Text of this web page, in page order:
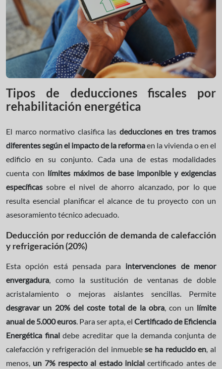
Tipos de deducciones fiscales por
rehabilitación energética
El marco normativo clasifica las deducciones en tres tramos
diferentes según el impacto de la reformaen la vivienda o en el
edificio en su conjunto. Cada una de estas modalidades
cuenta con límites máximos de base imponible y exigencias
específicas sobre el nivel de ahorro alcanzado, por lo que
resulta esencial planificar el alcance de tu proyecto con un
asesoramiento técnico adecuado.
Deducción por reducción de demanda de calefacción
y refrigeración (20%)
Esta opción está pensada para intervenciones de menor
envergadura , como la sustitución de ventanas de doble
acristalamiento o mejoras aislantes sencillas. Permite
desgravar un 20% del coste total de la obra, con un límite
anual de 5.000 euros . Para ser apta, el Certificado de Eficiencia
Energética finaldebe acreditar que la demanda conjunta de
calefacción y refrigeración del inmueblese ha reducido en , al
menos, un 7% respecto al estado inicial certificado antes de